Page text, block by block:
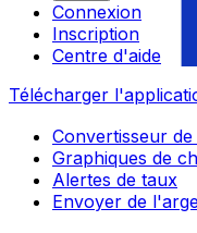
Connexion
Inscription
Centre d'aide
Télécharger
Convertisseur de
Graphiques de
Alertes de taux
Envoyer de